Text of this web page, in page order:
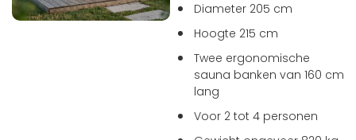
Diameter 205 cm
Hoogte 215 cm
Twee ergonomische
sauna banken van 160 cm
lang
Voor 2 tot 4 personen